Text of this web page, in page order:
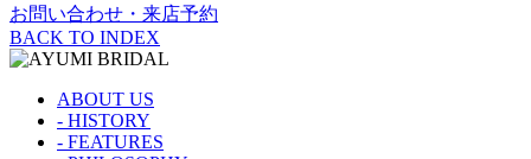
お問い合わせ・来店予約
BACK TO INDEX
ABOUT US
- HISTORY
- FEATURES